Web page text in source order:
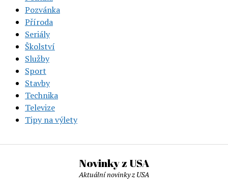
Pozvánka
Příroda
Seriály
Školství
Služby
Sport
Stavby
Technika
Televize
Tipy na výlety
Novinky z USA
Aktuální novinky z USA